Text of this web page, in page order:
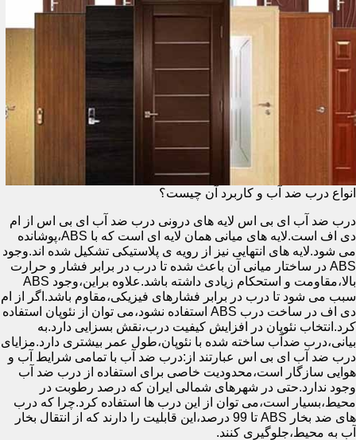
انواع درب ضد آب و کاربرد آن چیست؟
درب ضد آب ای بی اس لایه های درونی درب ضد آب ای بی اس از ام
دی اف است.لایه های میانی همان لایه ای است که با ABS،پوشانده
می شود.لایه های انتهایی نیز از رویه ی پلاستیکی تشکیل شده اند.وجود
ABS در ساختار میانی آن باعث شده تا درب در برابر فشار و حرارت
بالا،مقاومت و استحکام زیادی داشته باشد.علاوه براین،وجود ABS
سبب می شود تا درب در برابر فشارهای فیزیکی،مقاوم باشد.اگر از ام
دی اف در ساخت درب ABS استفاده نشود،می توان از نئوپان استفاده
کرد.انتخاب نئوپان در افزایش کیفیت درب،نقش بسزایی دارد.به
بیانی،درب ضدآب ساخته شده با نئوپان،طول عمر بیشتری دارد.مزایای
درب ضد آب ای بی اس عبارتند از:درب ضد آب با تمامی شرایط آب و
هوایی سازگار است،محدودیت خاصی برای استفاده از درب ضد آب
وجود ندارد.حتی در شهرهای شمالی ایران که درصد رطوبت در
محیط،بسیار است،می توان از این درب ها استفاده کرد.چرا که درب
های ضد بخار ABS تا 99 درصد،این قابلیت را دارند که از انتقال بخار
آب به محیط،جلوگیری کنند.